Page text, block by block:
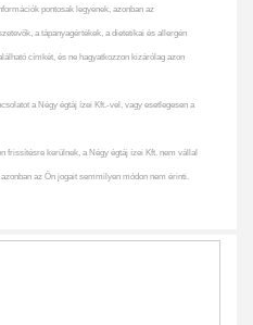
pontosak legyenek, azonban az
a tápanyagértékek, a dietetikai és allergén
címkét, és ne hagyatkozzon kizárólag azon
a Négy égtáj ízei Kft.-vel, vagy esetlegesen a
frissítésre kerülnek, a Négy égtáj ízei Kft. nem vállal
az Ön jogait semmilyen módon nem érinti.